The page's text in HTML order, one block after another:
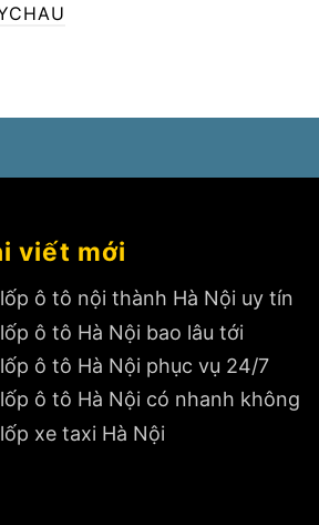
viết mới
ô tô nội thành Hà Nội uy tín
ô tô Hà Nội bao lâu tới
ô tô Hà Nội phục vụ 24/7
ô tô Hà Nội có nhanh không
xe taxi Hà Nội